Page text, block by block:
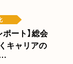
ポート】総会
キャリアの